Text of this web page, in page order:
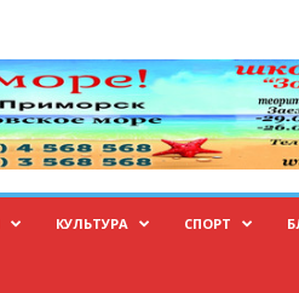
КУЛЬТУРА СПОРТ